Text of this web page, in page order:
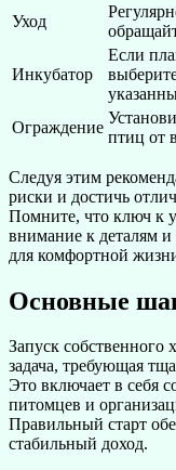
Уход
Инкубатор
Если
Ограждение
птиц от
Следуя этим
риски и достичь
Помните, что ключ к
внимание к деталям
для комфортной
Основные
Запуск
задача, требующая
Это включает в себя
питомцев и
Правильный старт
стабильный доход.